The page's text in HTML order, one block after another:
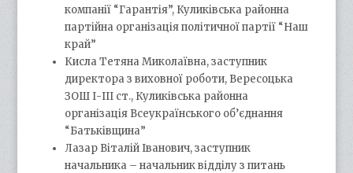
компанії “Гарантія”, Куликівська районна
партійна організація політичної партії “Наш
край”
Кисла Тетяна Миколаївна, заступник
директора з виховної роботи, Вересоцька
ЗОШ І-ІІІ ст., Куликівська районна
організація Всеукраїнського об’єднання
“Батьківщина”
Лазар Віталій Іванович, заступник
начальника – начальник відділу з питань